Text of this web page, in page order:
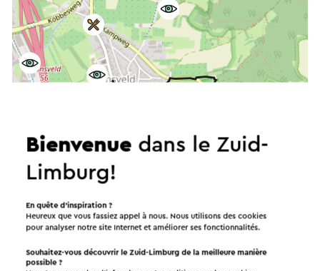
Bienvenuedans le Zuid-
Limburg!
En quête d’inspiration ?
Heureux que vous fassiez appel à nous. Nous utilisons des cookies
pour analyser notre site Internet et améliorer ses fonctionnalités.
Souhaitez-vous découvrir le Zuid-Limburg de la meilleure manière
possible ?